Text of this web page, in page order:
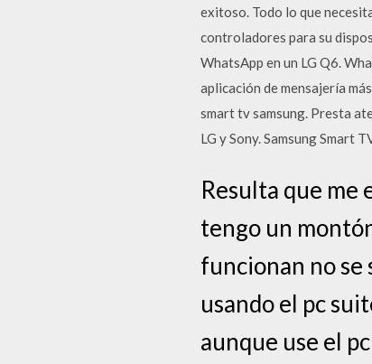
exitoso. Todo lo que
controladores para su
WhatsApp en un LG Q6.
aplicación de mensajería
smart tv samsung. Presta
LG y Sony. Samsung Smart
Resulta que me
tengo un
funcionan no se
usando el pc
aunque use el